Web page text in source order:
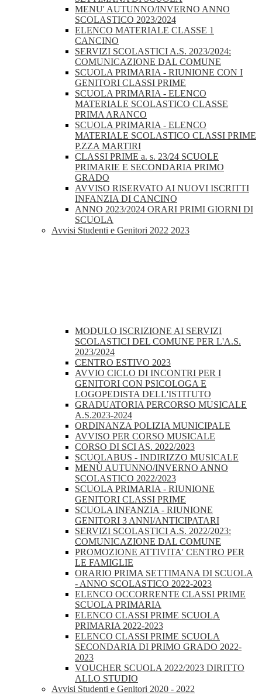
MENU' AUTUNNO/INVERNO ANNO
SCOLASTICO 2023/2024
ELENCO MATERIALE CLASSE 1
CANCINO
SERVIZI SCOLASTICI A.S. 2023/2024:
COMUNICAZIONE DAL COMUNE
SCUOLA PRIMARIA - RIUNIONE CON I
GENITORI CLASSI PRIME
SCUOLA PRIMARIA - ELENCO
MATERIALE SCOLASTICO CLASSE
PRIMA ARANCO
SCUOLA PRIMARIA - ELENCO
MATERIALE SCOLASTICO CLASSI PRIME
P.ZZA MARTIRI
CLASSI PRIME a. s. 23/24 SCUOLE
PRIMARIE E SECONDARIA PRIMO
GRADO
AVVISO RISERVATO AI NUOVI ISCRITTI
INFANZIA DI CANCINO
ANNO 2023/2024 ORARI PRIMI GIORNI DI
SCUOLA
Avvisi Studenti e Genitori 2022 2023
MODULO ISCRIZIONE AI SERVIZI
SCOLASTICI DEL COMUNE PER L'A.S.
2023/2024
CENTRO ESTIVO 2023
AVVIO CICLO DI INCONTRI PER I
GENITORI CON PSICOLOGA E
LOGOPEDISTA DELL'ISTITUTO
GRADUATORIA PERCORSO MUSICALE
A.S.2023-2024
ORDINANZA POLIZIA MUNICIPALE
AVVISO PER CORSO MUSICALE
CORSO DI SCI AS. 2022/2023
SCUOLABUS - INDIRIZZO MUSICALE
MENÙ AUTUNNO/INVERNO ANNO
SCOLASTICO 2022/2023
SCUOLA PRIMARIA - RIUNIONE
GENITORI CLASSI PRIME
SCUOLA INFANZIA - RIUNIONE
GENITORI 3 ANNI/ANTICIPATARI
SERVIZI SCOLASTICI A.S. 2022/2023:
COMUNICAZIONE DAL COMUNE
PROMOZIONE ATTIVITA' CENTRO PER
LE FAMIGLIE
ORARIO PRIMA SETTIMANA DI SCUOLA
- ANNO SCOLASTICO 2022-2023
ELENCO OCCORRENTE CLASSI PRIME
SCUOLA PRIMARIA
ELENCO CLASSI PRIME SCUOLA
PRIMARIA 2022-2023
ELENCO CLASSI PRIME SCUOLA
SECONDARIA DI PRIMO GRADO 2022-
2023
VOUCHER SCUOLA 2022/2023 DIRITTO
ALLO STUDIO
Avvisi Studenti e Genitori 2020 - 2022